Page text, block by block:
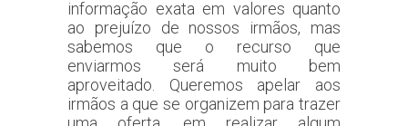
informação exata em valores quanto
ao prejuízo de nossos irmãos, mas
sabemos que o recurso que
enviarmos será muito bem
aproveitado. Queremos apelar aos
irmãos a que se organizem para trazer